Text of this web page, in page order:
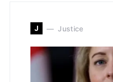
J Justice